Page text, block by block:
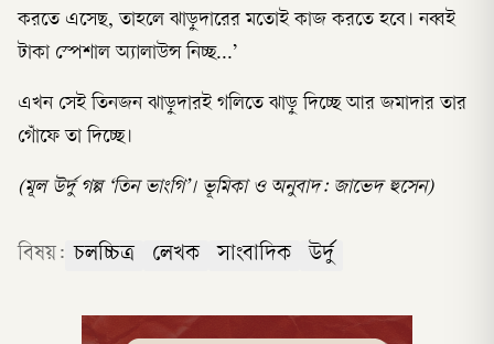
করতে এসেছ, তাহলে ঝাড়ুদারের মতোই কাজ করতে হবে। নব্বই
টাকা স্পেশাল অ্যালাউন্স নিচ্ছ...’
এখন সেই তিনজন ঝাড়ুদারই গলিতে ঝাড়ু দিচ্ছে আর জমাদার তার
গোঁফে তা দিচ্ছে।
(মূল উর্দু গল্প ‘তিন ভাংগি’। ভূমিকা ও অনুবাদ: জাভেদ হুসেন)
বিষয়: চলচ্চিত্র লেখক সাংবাদিক উর্দু